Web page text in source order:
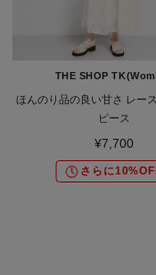
THE SHOP
ほんのり品の良い甘さ レー
ピース
¥7,700
さらに